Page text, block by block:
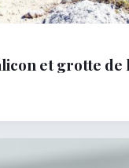
et grotte de